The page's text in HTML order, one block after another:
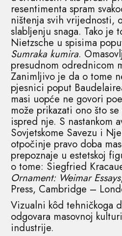
resentimenta spram
ništenja svih vrijednosti,
slabljenju snaga. Tako je
Nietzsche u spisima
Sumraka kumira.
presudnom odrednicom
Zanimljivo je da o tome
pjesnici poput
masi uopće ne govori
može prikazati ono što
ispred nje. S nastankom
Sovjetskome Savezu i
otpočinje pravo doba
prepoznaje u estetskoj
o tome: Siegfried
Ornament: Weimar Essays
Press, Cambridge –
Vizualni kôd tehničkoga
odgovara masovnoj
industrije.